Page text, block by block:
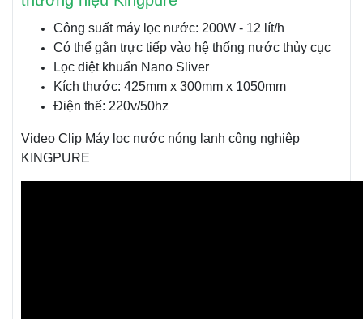
Công suất máy lọc nước: 200W - 12 lít/h
Có thể gắn trực tiếp vào hệ thống nước thủy cục
Lọc diệt khuẩn Nano Sliver
Kích thước: 425mm x 300mm x 1050mm
Điện thế: 220v/50hz
Video Clip Máy lọc nước nóng lạnh công nghiệp
KINGPURE